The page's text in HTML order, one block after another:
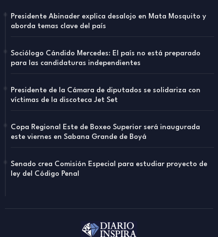
Presidente Abinader explica desalojo en Mata Mosquito y
aborda temas clave del país
Sociólogo Cándido Mercedes: El país no está preparado
para las candidaturas independientes
Presidente de la Cámara de diputados se solidariza con
víctimas de la discoteca Jet Set
Copa Regional Este de Boxeo Superior será inaugurada
este viernes en Sabana Grande de Boyá
Senado crea Comisión Especial para estudiar proyecto de
ley del Código Penal